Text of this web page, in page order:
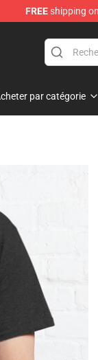
FREEshipping
par catégorie